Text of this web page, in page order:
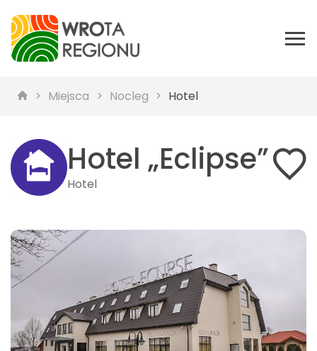
Miejsca Nocleg Hotel
Hotel „Eclipse”
Hotel